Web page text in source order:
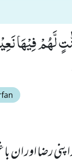
رضا اور ان